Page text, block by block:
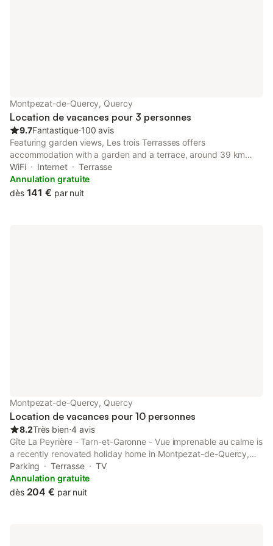
Montpezat-de-Quercy, Quercy
Location de vacances pour 3 personnes
9.7Fantastique⋅100 avis
Featuring garden views, Les trois Terrasses offers
accommodation with a garden and a terrace, around 39 km
from Montauban Train Station. This bed and breakfast is 39 km
from Les Aiguillons Golf Course.
WiFi Internet
Terrasse
Annulation gratuite
dès 141 € par nuit
Montpezat-de-Quercy, Quercy
Location de vacances pour 10 personnes
8.2Très bien⋅4 avis
Gîte La Peyrière - Tarn-et-Garonne - Vue imprenable au calme is
a recently renovated holiday home in Montpezat-de-Quercy,
where guests can make the most of its garden and shared
lounge.
Parking Terrasse
TV
Annulation gratuite
dès 204 € par nuit